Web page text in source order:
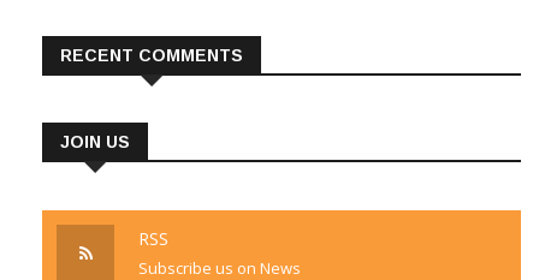
RECENT COMMENTS
JOIN US
RSS
Subscribe us on News